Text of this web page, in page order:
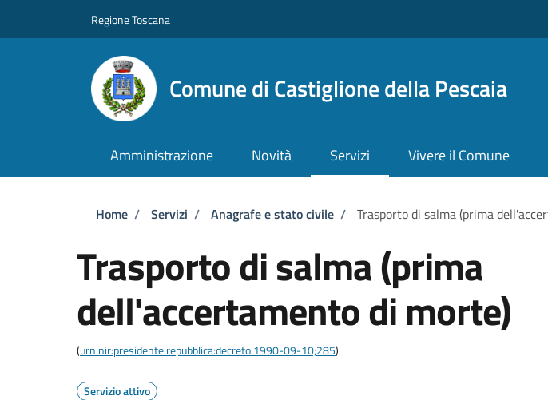
Regione Toscana
Comune di Castiglione della Pescaia
Amministrazione Novità Servizi Vivere il Comune
Briciole di pane
Home / Servizi / Anagrafe e stato civile / Trasporto di salma (prima
Trasporto di salma (prima
dell'accertamento di morte)
(urn:nir:presidente.repubblica:decreto:1990-09-10;285)
Servizio attivo